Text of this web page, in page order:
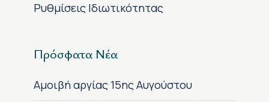
Ρυθμίσεις Ιδιωτικότητας
Πρόσφατα Νέα
Αμοιβή αργίας 15ης Αυγούστου